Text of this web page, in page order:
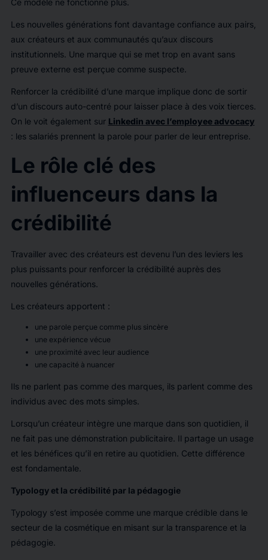
Ce modèle ne fonctionne plus.
Les nouvelles générations font davantage confiance aux pairs,
aux créateurs et aux communautés qu’aux discours
institutionnels. Une marque qui se met trop en avant sans
preuve externe est perçue comme suspecte.
Renforcer la crédibilité d’une marque implique donc de sortir
d’un discours auto-centré pour laisser place à des voix tierces.
On le voit également sur Linkedin avec l’employee advocacy
: les salariés prennent la parole pour parler de leur entreprise.
Le rôle clé des
influenceurs dans la
crédibilité
Travailler avec des créateurs est devenu l’un des leviers les
plus puissants pour renforcer la crédibilité auprès des
nouvelles générations.
Les créateurs apportent :
une parole perçue comme plus sincère
une expérience vécue
une proximité avec leur audience
une capacité à nuancer
Ils ne parlent pas comme des marques, ils parlent comme des
individus avec des mots simples.
Lorsqu’un créateur intègre une marque dans son quotidien, il
ne fait pas une démonstration publicitaire. Il partage un usage
et les bénéfices qu’il en retire au quotidien. Cette différence
est fondamentale.
Typology et la crédibilité par la pédagogie
Typology s’est imposée comme une marque crédible dans le
secteur de la cosmétique en misant sur la transparence et la
pédagogie.